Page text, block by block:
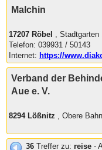
Malchin
17207 Röbel , Stadtgarten
Telefon: 039931 / 50143
Internet: https://
Verband der
Aue e. V.
8294 Lößnitz , Obere
36Treffer zu: reise -